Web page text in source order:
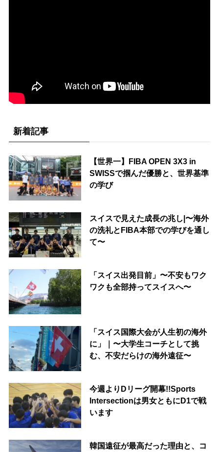
新着記事
【世界一】FIBA OPEN 3X3 in
SWISSで掴んだ優勝と、世界基準
の学び
スイスで見えた成長の兆し|〜海外
の洗礼とFIBA本部での学びを通し
て〜
「スイス出発目前」〜不安もワク
ワクも全部持ってスイスへ〜
「スイス国際大会が人生初の海外
に」｜〜大学生コーチとして挑
む、不安だらけの海外遠征〜
今週よりDリーグ開幕!!Sports
Intersectionは男女ともにD1で戦
います
韓国遠征が最高だった理由と、コ